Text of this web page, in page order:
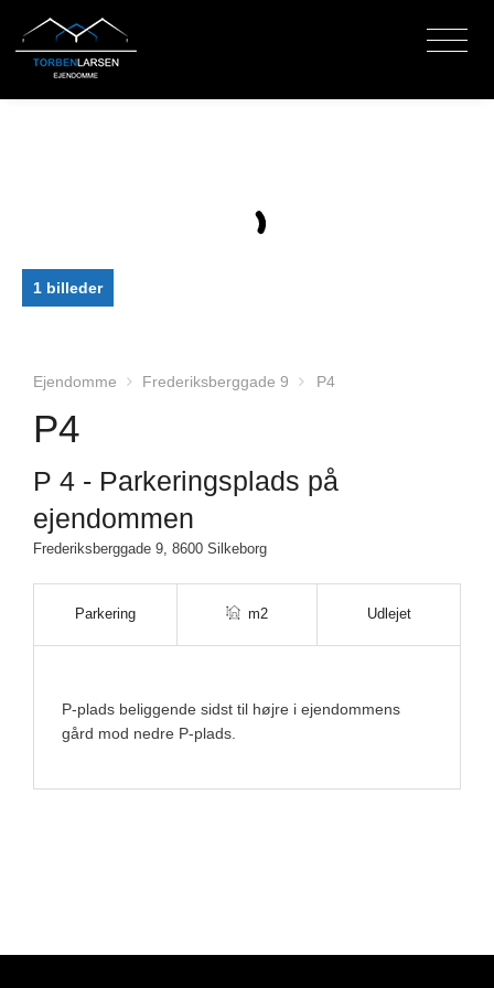
1 billeder
Ejendomme Frederiksberggade 9 P4
P4
P 4 - Parkeringsplads på
ejendommen
Frederiksberggade 9, 8600 Silkeborg
Parkering m2 Udlejet
P-plads beliggende sidst til højre i ejendommens
gård mod nedre P-plads.